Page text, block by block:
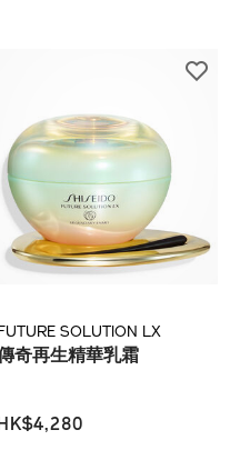
FUTURE SOLUTION LX
奇再生精華乳霜
HK$4,280